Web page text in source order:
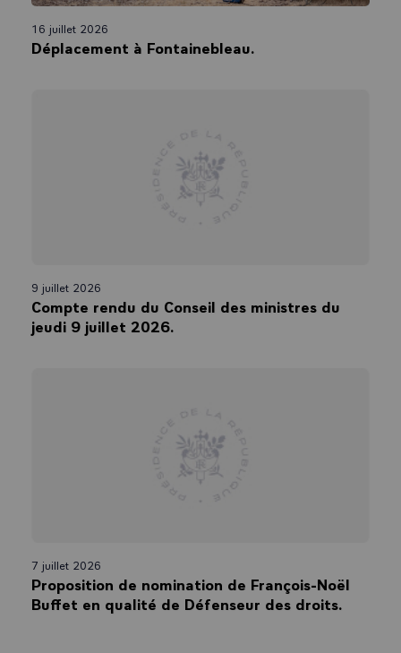
16 juillet 2026
Déplacement à Fontainebleau.
9 juillet 2026
Compte rendu du Conseil des ministres du
jeudi 9 juillet 2026.
7 juillet 2026
Proposition de nomination de François-Noël
Buffet en qualité de Défenseur des droits.